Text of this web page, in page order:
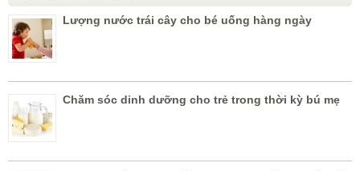
Lượng nước trái cây cho bé uống hàng ngày
Chăm sóc dinh dưỡng cho trẻ trong thời kỳ bú mẹ